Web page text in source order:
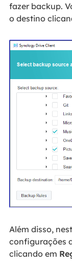
fazer backup.
o destino
Além disso,
configurações
clicando em